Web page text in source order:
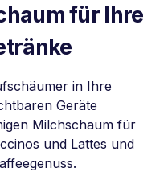
für Ihre
in Ihre
Geräte
Milchschaum für
und Lattes und